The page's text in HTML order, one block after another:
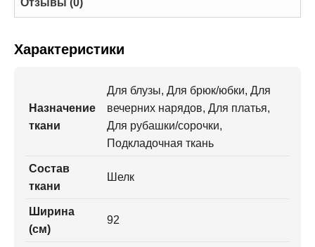
Характеристики
Назначение
ткани
Для блузы, Для брюк/юбки, Для
вечерних нарядов, Для платья,
Для рубашки/сорочки,
Подкладочная ткань
Состав
ткани
Шелк
Ширина
(см)
92